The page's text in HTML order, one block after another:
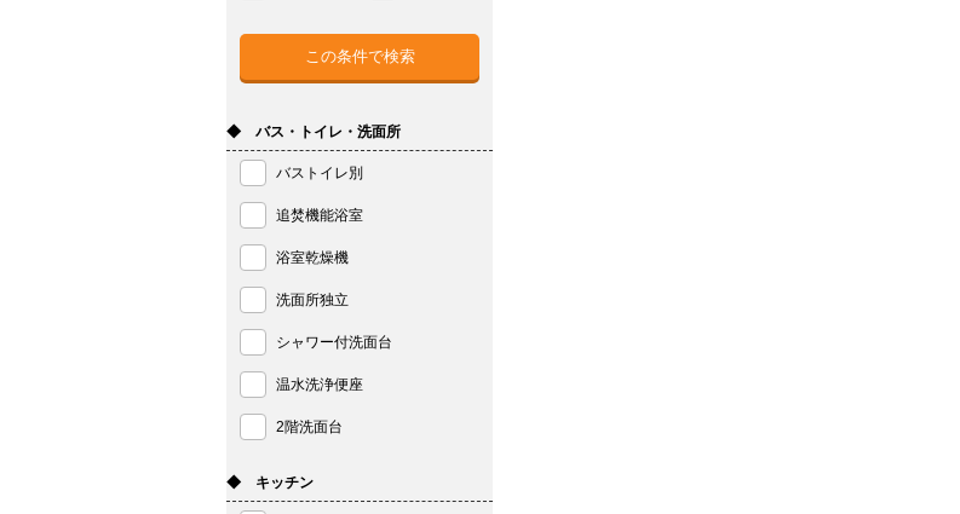
◆ バス・トイレ・洗面所
バストイレ別
追焚機能浴室
浴室乾燥機
洗面所独立
シャワー付洗面台
温水洗浄便座
2階洗面台
◆ キッチン